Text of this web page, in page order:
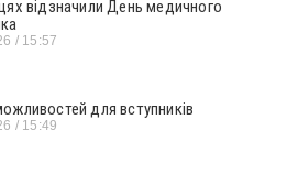
відзначили День медичного
15:57
для вступників
15:49